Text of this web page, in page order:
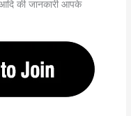
की जानकारी आपके